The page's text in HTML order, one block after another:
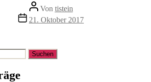
Beitragsautor
Von tistein
Veröffentlichungsdatum
21. Oktober 2017